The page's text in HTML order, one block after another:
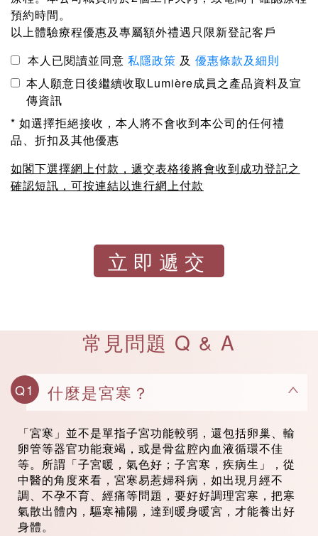
預約時間。
以上體驗療程優惠及專屬額外禮遇只限新登記客戶
本人已閱讀並同意 私隱政策 及 優惠條款及細則
本人願意日後繼續收取Lumière成員之產品資料及宣
傳資訊
* 如選擇拒絕接收，本人將不會收到本公司的任何禮
品、折扣及其他優惠
如閣下選擇網上付款，遞交表格後將會收到成功登記之
確認短訊，可按連結以進行網上付款
常見問題 Q & A
Q1 什麼是宮寒？
「宮寒」並不是單指子宮功能較弱，還包括卵巢、輸
卵管等器官功能衰竭，或是骨盆腔內血液循環不佳
等。所謂「子宮暖，氣色好；子宮寒，疾病生」，從
中醫的角度來看，宮寒易惹婦科病，如出現月經不
調、不孕不育、經痛等問題，要好好調理宮寒，把寒
氣散出體內，驅寒補陽，達到暖身暖宮，才能養出好
身體。